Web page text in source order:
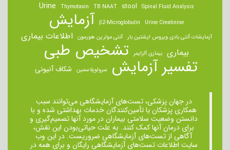
Spinal Fluid Analysis
stool
TB NAAT
Thymotaxin
Urine
Urine Creatinine
β2-Microglobulin آزمایش
آزمایشات آنتی بادی ویروس اپشتین بار آنتی مولرین هورمون اطلاعات بیماری
بیماری بیماری آلزایمر تشخیص طبی
تفسیر آزمایش سرولوپلاسمین شکاف آنیونی
در جهان پزشکی، تست‌های آزمایشگاهی می‌توانند سبب
همکاری پزشکان یا تأمین‌کنندگان خدمات بهداشتی شده و با
دانستن وضعیت سلامتی بیماران در مورد آنها تصمیم‌گیری و
برای درمان ‌آنها کمک کنند. به علت حیاتی‌بودن این نقش،
آگاهی از تست‌های آزمایشگاهی ضروریست. در این وب
سایت اطلاعات تست‌های آزمایشگاهی رایگان و برای همه در